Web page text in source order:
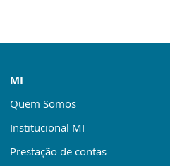
MI
Quem Somos
Institucional MI
Prestação de contas